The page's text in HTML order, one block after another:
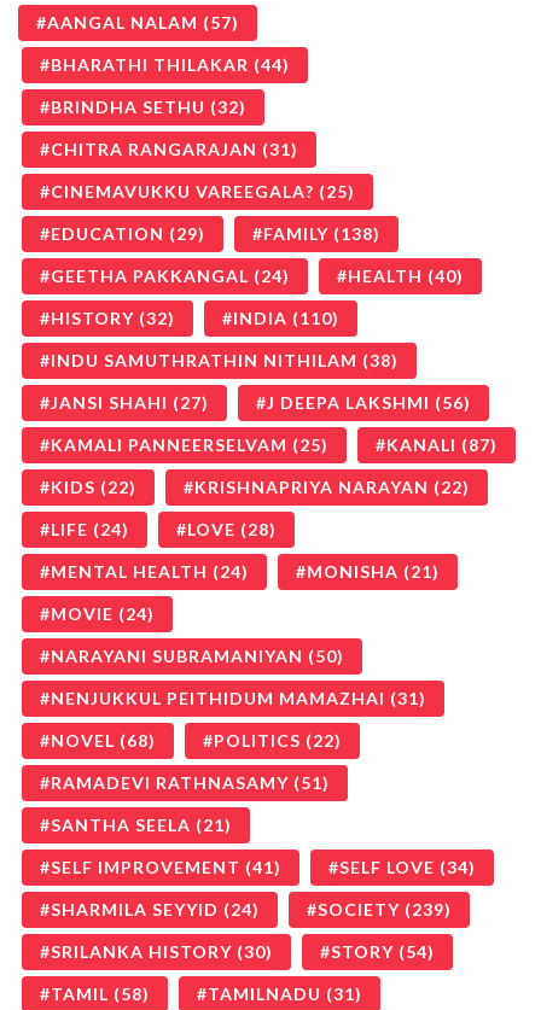
AANGAL NALAM (57)
BHARATHI THILAKAR (44)
BRINDHA SETHU (32)
CHITRA RANGARAJAN (31)
CINEMAVUKKU VAREEGALA? (25)
EDUCATION (29) FAMILY (138)
GEETHA PAKKANGAL (24) HEALTH (40)
HISTORY (32) INDIA (110)
INDU SAMUTHRATHIN NITHILAM (38)
JANSI SHAHI (27) J DEEPA LAKSHMI (56)
KAMALI PANNEERSELVAM (25) KANALI (87)
KIDS (22) KRISHNAPRIYA NARAYAN (22)
LIFE (24) LOVE (28)
MENTAL HEALTH (24) MONISHA (21)
MOVIE (24)
NARAYANI SUBRAMANIYAN (50)
NENJUKKUL PEITHIDUM MAMAZHAI (31)
NOVEL (68) POLITICS (22)
RAMADEVI RATHNASAMY (51)
SANTHA SEELA (21)
SELF IMPROVEMENT (41) SELF LOVE (34)
SHARMILA SEYYID (24) SOCIETY (239)
SRILANKA HISTORY (30) STORY (54)
TAMIL (58) TAMILNADU (31)